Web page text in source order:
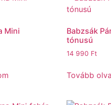
Mini
Babzsák
tónusú
14 990 Ft
Tovább